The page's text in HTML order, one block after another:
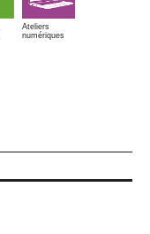
Ateliers
numériques